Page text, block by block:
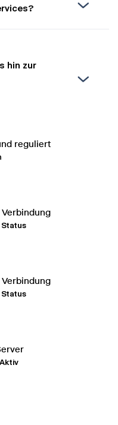
hin zur
reguliert